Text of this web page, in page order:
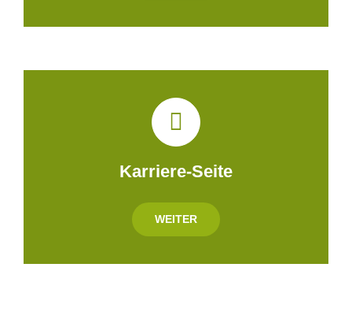
Karriere-Seite
WEITER